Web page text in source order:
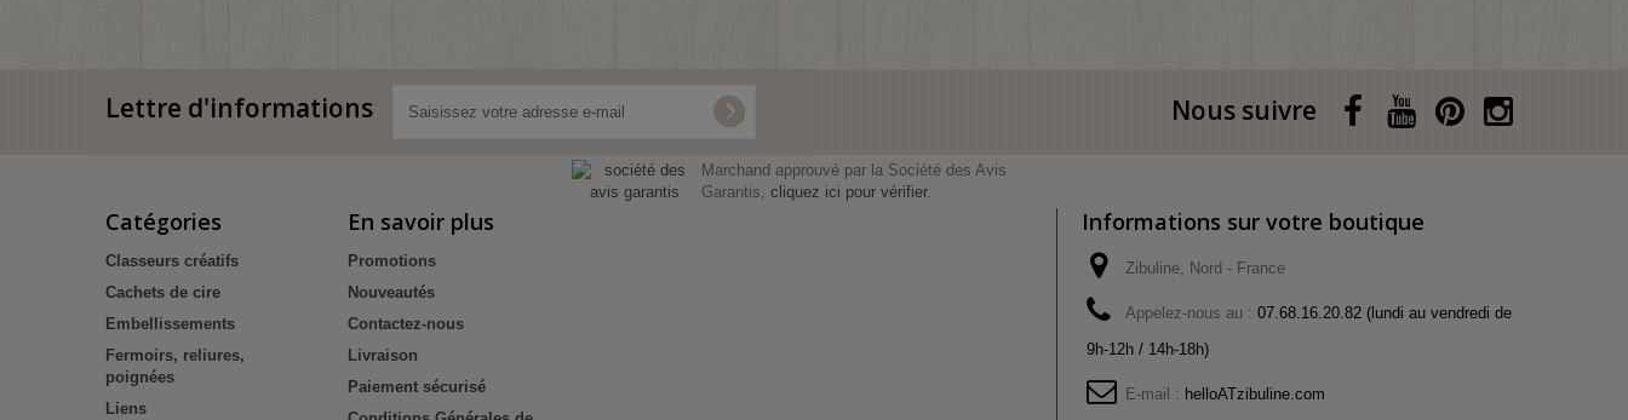
Lettre d'informations Nous suivre
Catégories
Classeurs créatifs
Cachets de cire
Embellissements
Fermoirs, reliures,
poignées
Liens
En savoir plus
Promotions
Nouveautés
Contactez-nous
Livraison
Paiement sécurisé
Informations sur votre boutique
Zibuline, Nord - France
Appelez-nous au :07.68.16.20.82 (lundi au vendredi de
9h-12h / 14h-18h)
E-mail : helloATzibuline.com
Marchand approuvé par la Société des Avis
Garantis, cliquez ici pour vérifier.